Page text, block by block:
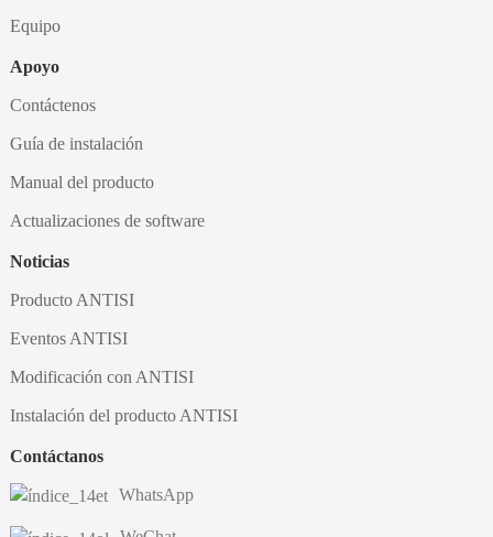
Equipo
Apoyo
Contáctenos
Guía de instalación
Manual del producto
Actualizaciones de software
Noticias
Producto ANTISI
Eventos ANTISI
Modificación con ANTISI
Instalación del producto ANTISI
Contáctanos
WhatsApp